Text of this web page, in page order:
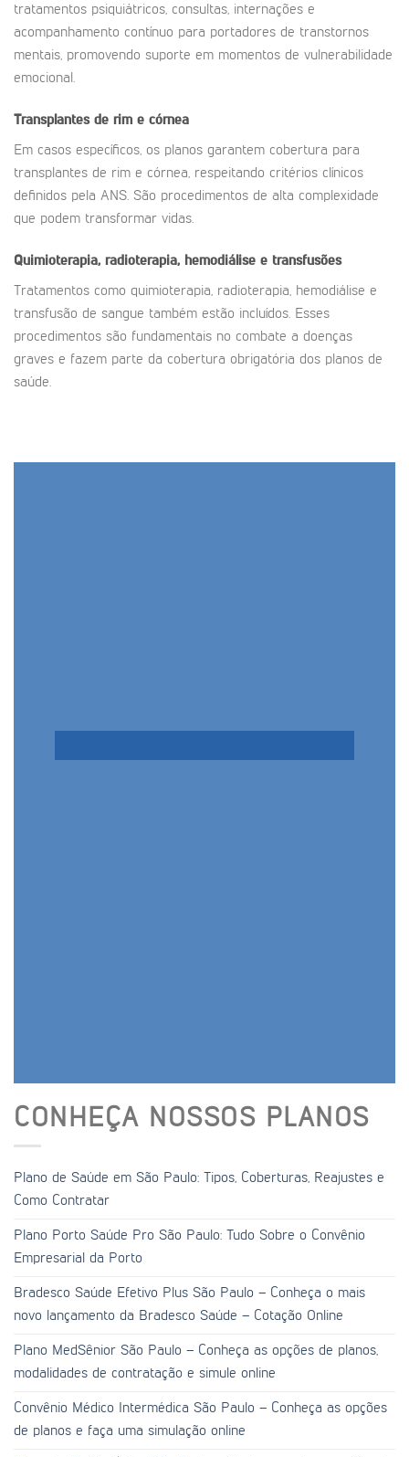
tratamentos psiquiátricos, consultas, internações e
acompanhamento contínuo para portadores de transtornos
mentais, promovendo suporte em momentos de vulnerabilidade
emocional.
Transplantes de rim e córnea
Em casos específicos, os planos garantem cobertura para
transplantes de rim e córnea, respeitando critérios clínicos
definidos pela ANS. São procedimentos de alta complexidade
que podem transformar vidas.
Quimioterapia, radioterapia, hemodiálise e transfusões
Tratamentos como quimioterapia, radioterapia, hemodiálise e
transfusão de sangue também estão incluídos. Esses
procedimentos são fundamentais no combate a doenças
graves e fazem parte da cobertura obrigatória dos planos de
saúde.
CONHEÇA NOSSOS PLANOS
Plano de Saúde em São Paulo: Tipos, Coberturas, Reajustes e
Como Contratar
Plano Porto Saúde Pro São Paulo: Tudo Sobre o Convênio
Empresarial da Porto
Bradesco Saúde Efetivo Plus São Paulo – Conheça o mais
novo lançamento da Bradesco Saúde – Cotação Online
Plano MedSênior São Paulo – Conheça as opções de planos,
modalidades de contratação e simule online
Convênio Médico Intermédica São Paulo – Conheça as opções
de planos e faça uma simulação online